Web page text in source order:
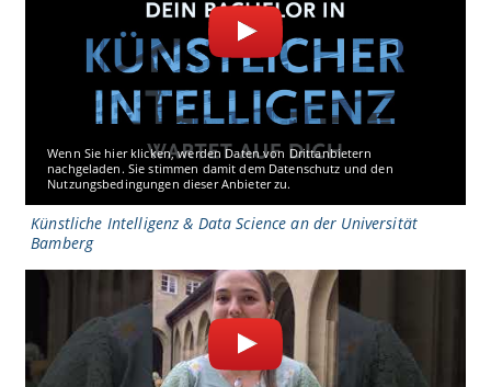
Wenn Sie hier klicken, werden Daten von Drittanbietern
nachgeladen. Sie stimmen damit dem Datenschutz und den
Nutzungsbedingungen dieser Anbieter zu.
Künstliche Intelligenz & Data Science an der Universität
Bamberg